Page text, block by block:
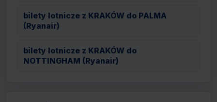
bilety lotnicze z KRAKÓW do PALMA
(Ryanair)
bilety lotnicze z KRAKÓW do
NOTTINGHAM (Ryanair)